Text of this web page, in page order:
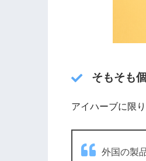
そもそも
アイハーブに限
外国の製